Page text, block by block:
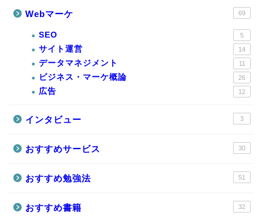
Webマーケ 69
SEO 5
サイト運営 14
データマネジメント 11
ビジネス・マーケ概論 26
広告 12
インタビュー 3
おすすめサービス 30
おすすめ勉強法 51
おすすめ書籍 32